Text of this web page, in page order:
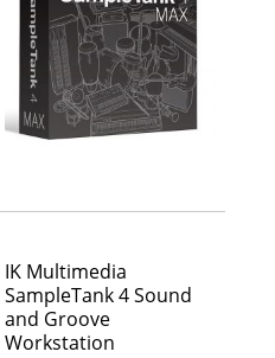
IK Multimedia
SampleTank 4 Sound
and Groove
Workstation